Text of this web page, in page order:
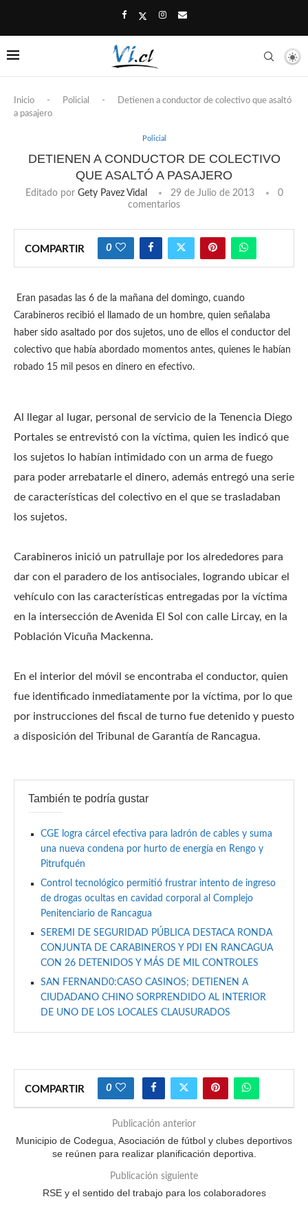
Inicio - Policial -
Detienen a conductor de colectivo que asaltó
a pasajero
Policial
DETIENEN A CONDUCTOR DE COLECTIVO
QUE ASALTÓ A PASAJERO
Editado por Gety Pavez Vidal 29 de Julio de 2013
0
comentarios
COMPARTIR 0
Eran pasadas las 6 de la mañana del domingo, cuando
Carabineros recibió el llamado de un hombre, quien señalaba
haber sido asaltado por dos sujetos, uno de ellos el conductor del
colectivo que había abordado momentos antes, quienes le habían
robado 15 mil pesos en dinero en efectivo.
Al llegar al lugar, personal de servicio de la Tenencia Diego
Portales se entrevistó con la víctima, quien les indicó que
los sujetos lo habían intimidado con un arma de fuego
para poder arrebatarle el dinero, además entregó una serie
de características del colectivo en el que se trasladaban
los sujetos.
Carabineros inició un patrullaje por los alrededores para
dar con el paradero de los antisociales, logrando ubicar el
vehículo con las características entregadas por la víctima
en la intersección de Avenida El Sol con calle Lircay, en la
Población Vicuña Mackenna.
En el interior del móvil se encontraba el conductor, quien
fue identificado inmediatamente por la víctima, por lo que
por instrucciones del fiscal de turno fue detenido y puesto
a disposición del Tribunal de Garantía de Rancagua.
También te podría gustar
CGE logra cárcel efectiva para ladrón de cables y suma
una nueva condena por hurto de energía en Rengo y
Pitrufquén
Control tecnológico permitió frustrar intento de ingreso
de drogas ocultas en cavidad corporal al Complejo
Penitenciario de Rancagua
SEREMI DE SEGURIDAD PÚBLICA DESTACA RONDA
CONJUNTA DE CARABINEROS Y PDI EN RANCAGUA
CON 26 DETENIDOS Y MÁS DE MIL CONTROLES
SAN FERNAND0:CASO CASINOS; DETIENEN A
CIUDADANO CHINO SORPRENDIDO AL INTERIOR
DE UNO DE LOS LOCALES CLAUSURADOS
COMPARTIR 0
Publicación anterior
Municipio de Codegua, Asociación de fútbol y clubes deportivos
se reúnen para realizar planificación deportiva.
Publicación siguiente
RSE y el sentido del trabajo para los colaboradores